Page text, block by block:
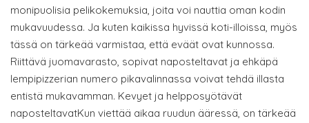
monipuolisia pelikokemuksia, joita voi nauttia oman kodin
mukavuudessa. Ja kuten kaikissa hyvissä koti-illoissa, myös
tässä on tärkeää varmistaa, että eväät ovat kunnossa.
Riittävä juomavarasto, sopivat naposteltavat ja ehkäpä
lempipizzerian numero pikavalinnassa voivat tehdä illasta
entistä mukavamman. Kevyet ja helpposyötävät
naposteltavatKun viettää aikaa ruudun ääressä, on tärkeää